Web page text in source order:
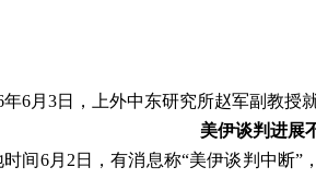
年6月 3日，上外中东研究所赵军副教授
美伊谈判进展
时间6月 2 日，有消息称“美伊谈判中断”